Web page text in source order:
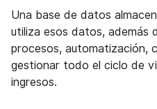
Una base de datos
utiliza esos datos, además
procesos, automatización,
gestionar todo el ciclo de
ingresos.